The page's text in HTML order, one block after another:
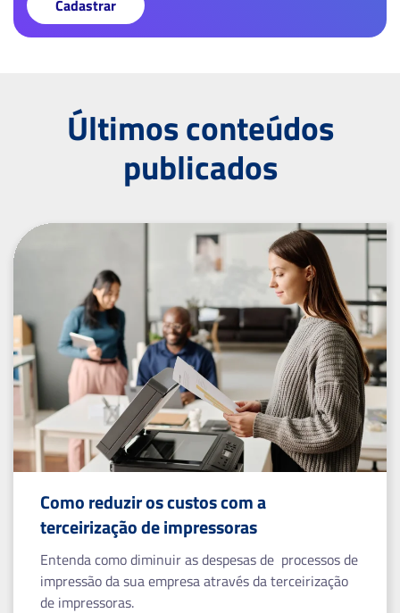
Cadastrar
Últimos conteúdos
publicados
Como reduzir os custos com a
terceirização de impressoras
Entenda como diminuir as despesas de processos de
impressão da sua empresa através da terceirização
de impressoras.